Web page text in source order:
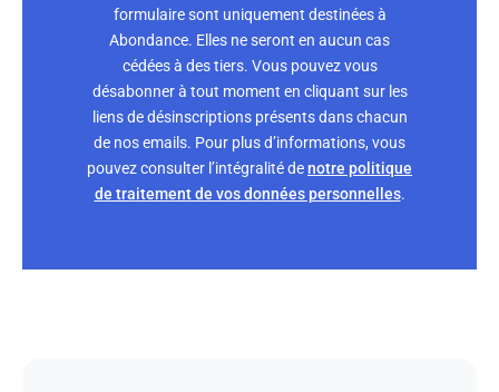
formulaire sont uniquement destinées à
Abondance. Elles ne seront en aucun cas
cédées à des tiers. Vous pouvez vous
désabonner à tout moment en cliquant sur les
liens de désinscriptions présents dans chacun
de nos emails. Pour plus d’informations, vous
pouvez consulter l’intégralité denotre politique
de traitement de vos données personnelles.